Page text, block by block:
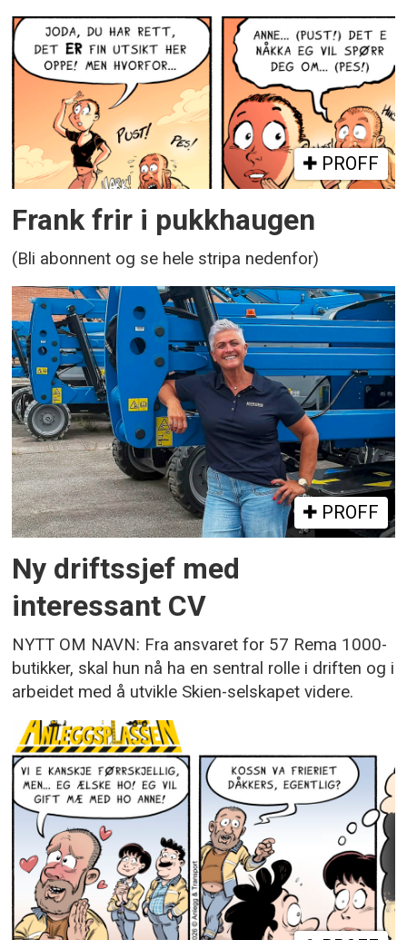
PROFF
Frank frir i pukkhaugen
(Bli abonnent og se hele stripa nedenfor)
PROFF
Ny driftssjef med
interessant CV
NYTT OM NAVN: Fra ansvaret for 57 Rema 1000-
butikker, skal hun nå ha en sentral rolle i driften og i
arbeidet med å utvikle Skien-selskapet videre.